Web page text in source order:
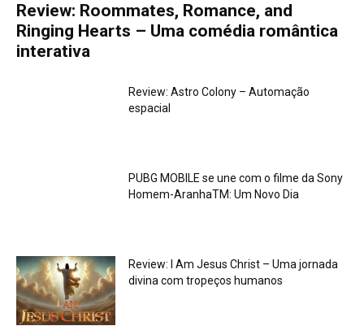
Review: Roommates, Romance, and
Ringing Hearts – Uma comédia romântica
interativa
Review: Astro Colony – Automação
espacial
PUBG MOBILE se une com o filme da Sony
Homem-AranhaTM: Um Novo Dia
Review: I Am Jesus Christ – Uma jornada
divina com tropeços humanos